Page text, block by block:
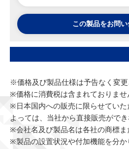
この製品をお問
※価格及び製品仕様は予告なく変更
※価格に消費税は含まれておりませ
※日本国内への販売に限らせていた
よっては、当社から直接販売がで
※会社名及び製品名は各社の商標ま
※製品の設置状況や付加機能を分か